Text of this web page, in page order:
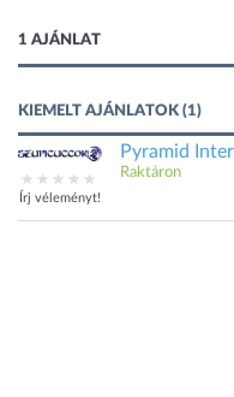
1 AJÁNLAT
KIEMELT AJÁNLATOK (1)
Írj véleményt!
Pyramid
Raktáron